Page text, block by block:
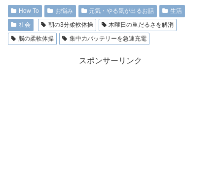
How To お悩み 元気・やる気が出るお話
生活
社会
朝の3分柔軟体操
木曜日の重だるさを解消
脳の柔軟体操
集中力バッテリーを急速充電
スポンサーリンク